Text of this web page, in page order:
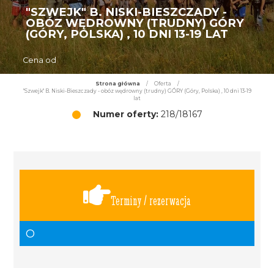
"SZWEJK" B. NISKI-BIESZCZADY -
OBÓZ WĘDROWNY (TRUDNY) GÓRY
(GÓRY, POLSKA) , 10 DNI 13-19 LAT
Cena od
Strona główna / Oferta
/
"Szwejk" B. Niski-Bieszczady - obóz wędrowny (trudny) GÓRY (Góry, Polska) , 10 dni 13-19
lat
Numer oferty:218/18167
Terminy / rezerwacja
O